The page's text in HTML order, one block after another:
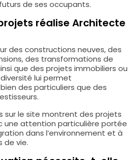
de ses occupants.
réalise Architecte
des constructions neuves, des
des transformations de
que des projets immobiliers ou
lui permet
des particuliers que des
sur le site montrent des projets
une attention particulière portée
dans l’environnement et à
de vie.